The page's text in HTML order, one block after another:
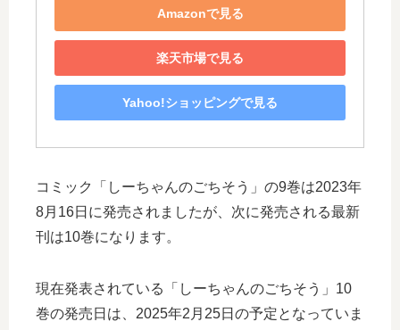
Amazonで見る
楽天市場で見る
Yahoo!ショッピングで見る
コミック「しーちゃんのごちそう」の9巻は2023年
8月16日に発売されましたが、次に発売される最新
刊は10巻になります。
現在発表されている「しーちゃんのごちそう」10
巻の発売日は、2025年2月25日の予定となっていま